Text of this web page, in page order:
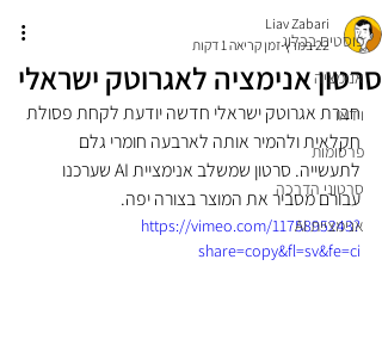
פוסטים בבלוג
אנימציה
וידאו
פרסומות
סרטוני הדרכה
אנימציית AI
סרטון אנימציה לאגרוטק ישראלי
Liav Zabari
22 במרץ
זמן קריאה 1 דקות
חברת אגרוטק ישראלי חדשה יודעת לקחת פסולת
חקלאית ולהמיר אותה לארבעה חומרי גלם
לתעשייה. סרטון שמשלב אנימציית AI שערכנו
עבורם מסביר את המוצר בצורה יפה.
https://vimeo.com/1175895243?
share=copy&fl=sv&fe=ci